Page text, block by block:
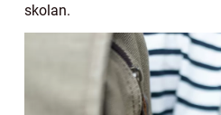
skolan.